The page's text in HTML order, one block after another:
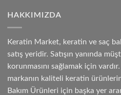
HAKKIMIZDA
Keratin Market, keratin ve saç
satış yeridir. Satışın yanında
korunmasını sağlamak için
markanın kaliteli keratin
Bakım Ürünleri için başka yer